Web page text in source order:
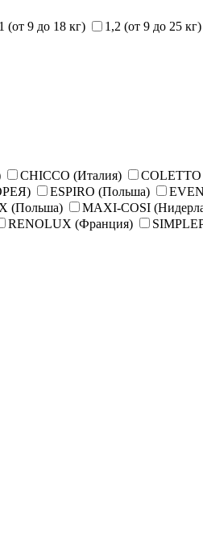
1 (от 9 до 18 кг) 1,2 (от 9 до 25 кг)
CHICCO (Италия)
ESPIRO (Польша)
(Польша) MAXI-COSI
RENOLUX (Франция)